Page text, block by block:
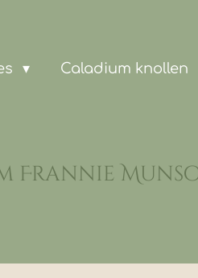
Caladium knollen
Frannie